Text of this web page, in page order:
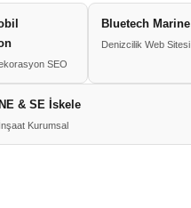
SEO
Bluetech Marine
Denizcilik Web Sitesi
NE & SE İskele
İnşaat Kurumsal